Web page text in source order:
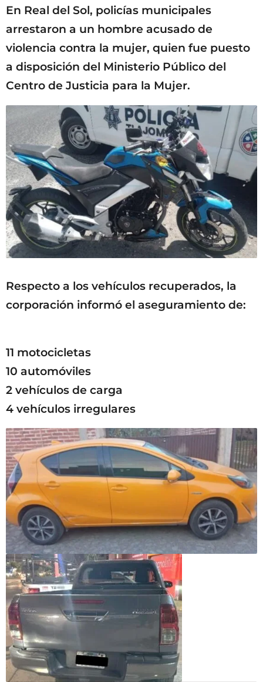
En Real del Sol, policías municipales
arrestaron a un hombre acusado de
violencia contra la mujer, quien fue puesto
a disposición del Ministerio Público del
Centro de Justicia para la Mujer.
Respecto a los vehículos recuperados, la
corporación informó el aseguramiento de:
11 motocicletas
10 automóviles
2 vehículos de carga
4 vehículos irregulares